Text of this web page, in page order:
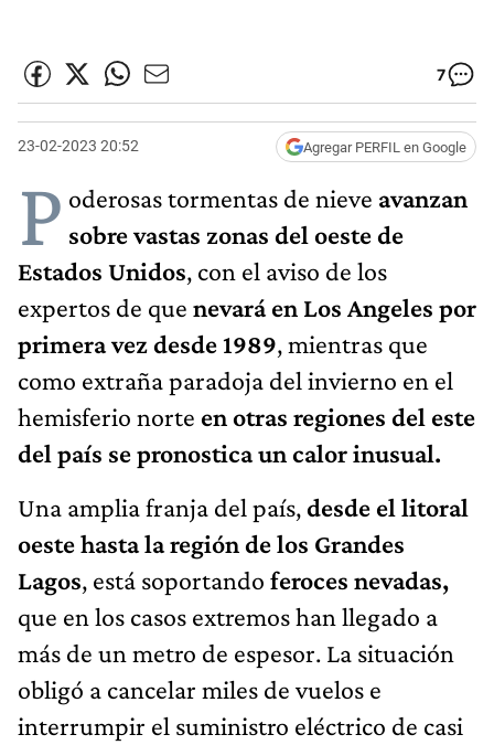
7
23-02-2023 20:52 Agregar PERFIL en Google
P oderosas tormentas de nieve avanzan
sobre vastas zonas del oeste de
Estados Unidos, con el aviso de los
expertos de que nevará en Los Angeles por
primera vez desde 1989, mientras que
como extraña paradoja del invierno en el
hemisferio norte en otras regiones del este
del país se pronostica un calor inusual.
Una amplia franja del país,desde el litoral
oeste hasta la región de los Grandes
Lagos, está soportando feroces nevadas,
que en los casos extremos han llegado a
más de un metro de espesor. La situación
obligó a cancelar miles de vuelos e
interrumpir el suministro eléctrico de casi